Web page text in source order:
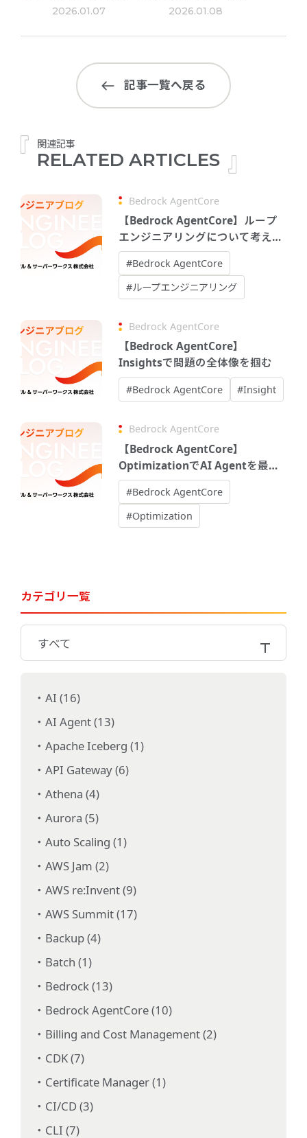
話を聞いて考えた「エージ
2026.01.07 2026.01.08
記事一覧へ戻る
関連記事
RELATED ARTICLES
Bedrock AgentCore
【Bedrock AgentCore】ループ
エンジニアリングについて考えて
みる
#Bedrock AgentCore
#ループエンジニアリング
Bedrock AgentCore
【Bedrock AgentCore】
Insightsで問題の全体像を掴む
#Bedrock AgentCore #Insight
Bedrock AgentCore
【Bedrock AgentCore】
OptimizationでAI Agentを最適
化
#Bedrock AgentCore
#Optimization
カテゴリ一覧
すべて
AI (16)
AI Agent (13)
Apache Iceberg (1)
API Gateway (6)
Athena (4)
Aurora (5)
Auto Scaling (1)
AWS Jam (2)
AWS re:Invent (9)
AWS Summit (17)
Backup (4)
Batch (1)
Bedrock (13)
Bedrock AgentCore (10)
Billing and Cost Management (2)
CDK (7)
Certificate Manager (1)
CI/CD (3)
CLI (7)